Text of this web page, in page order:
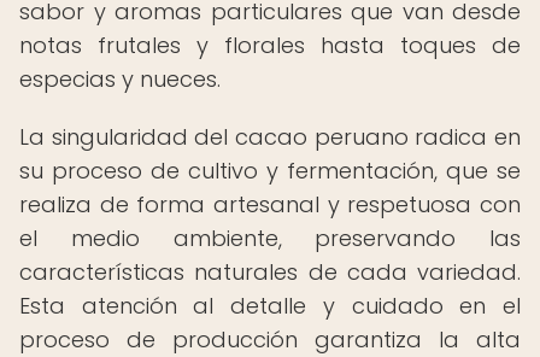
sabor y aromas particulares que van desde
notas frutales y florales hasta toques de
especias y nueces.
La singularidad del cacao peruano radica en
su proceso de cultivo y fermentación, que se
realiza de forma artesanal y respetuosa con
el medio ambiente, preservando las
características naturales de cada variedad.
Esta atención al detalle y cuidado en el
proceso de producción garantiza la alta